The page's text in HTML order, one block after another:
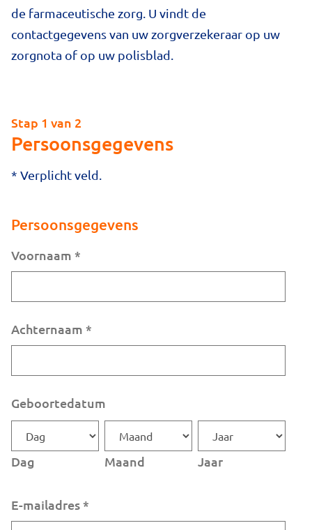
de farmaceutische zorg. U vindt de
contactgegevens van uw zorgverzekeraar op uw
zorgnota of op uw polisblad.
Stap 1 van 2
Persoonsgegevens
* Verplicht veld.
Persoonsgegevens
Voornaam *
Achternaam *
Geboortedatum
Dag Maand Jaar
E-mailadres*